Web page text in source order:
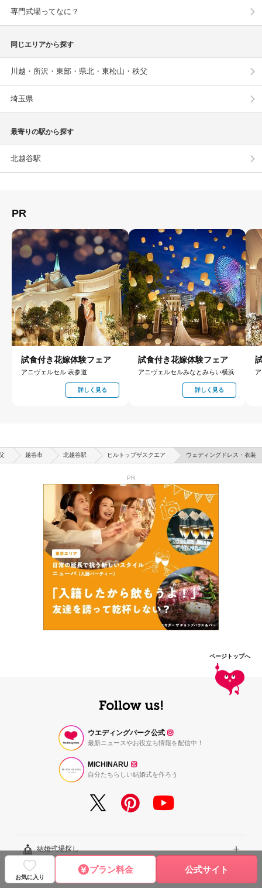
お気に入り
プラン料金 公式サイト
専門式場ってなに？
同じエリアから探す
川越・所沢・東部・県北・東松山・秩父
埼玉県
最寄りの駅から探す
北越谷駅
PR
試食付き花嫁体験フェア
アニヴェルセル 表参道
詳しく見る
試食付き花嫁体験フェア
アニヴェルセルみなとみらい横浜
詳しく見る
越谷市 北越谷駅 ヒルトップザスクエア ウェディングドレス・衣装
PR
ページトップへ
ウエディングパーク公式
最新ニュースやお役立ち情報を配信中！
MICHINARU
自分たちらしい結婚式を作ろう
結婚式場探し
エリアから探す
結婚式レシピ